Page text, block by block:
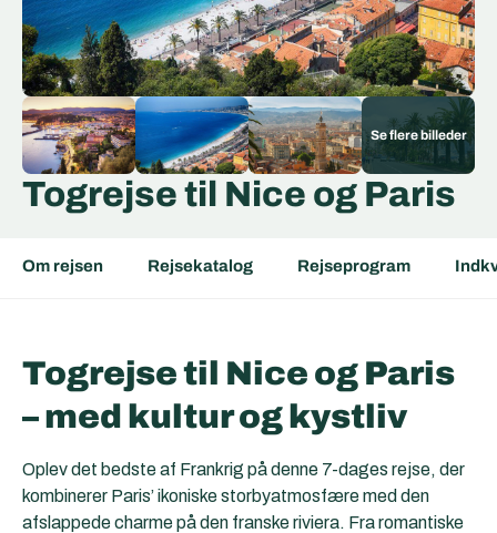
Togrejse til Nice og Paris
Om rejsen Rejsekatalog Rejseprogram
Togrejse til Nice og Paris
– med kultur og kystliv
Oplev det bedste af Frankrig på denne 7-dages rejse, der
kombinerer Paris’ ikoniske storbyatmosfære med den
afslappede charme på den franske riviera. Fra romantiske